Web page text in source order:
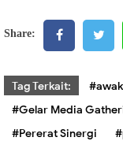
Share:
Tag Terkait:
#Gelar Media
#Pererat Sinergi